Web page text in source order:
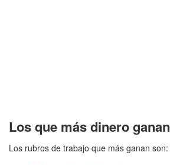
Los que más dinero ganan
Los rubros de trabajo que más ganan son: